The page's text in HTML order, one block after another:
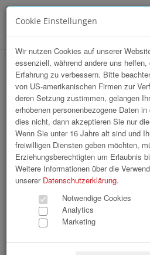
hr-lounge Mitte zu
Wimmer
Cookie Einstellungen
Wir nutzen Cookies auf unserer
essenziell, während andere uns
Erfahrung zu verbessern. Bitte
von US-amerikanischen Firmen zur
deren Setzung zustimmen, gelangen
erhobenen personenbezogene Daten
dies nicht, dann akzeptieren Sie nur
Wenn Sie unter 16 Jahre alt sind und
freiwilligen Diensten geben möchten,
Erziehungsberechtigten um Erlaubnis
Weitere Informationen über die
unserer Datenschutzerklärung.
Notwendige Cookies
Analytics
Marketing